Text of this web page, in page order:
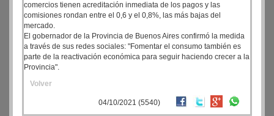
comercios tienen acreditación inmediata de los pagos y las
comisiones rondan entre el 0,6 y el 0,8%, las más bajas del
mercado.
El gobernador de la Provincia de Buenos Aires confirmó la medida
a través de sus redes sociales: "Fomentar el consumo también es
parte de la reactivación económica para seguir haciendo crecer a la
Provincia".
Volver
04/10/2021 (5540)